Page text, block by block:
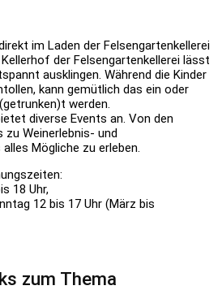
im Laden der Felsengartenkellerei
der Felsengartenkellerei lässt
ausklingen. Während die Kinder
kann gemütlich das ein oder
werden.
diverse Events an. Von den
zu Weinerlebnis- und
Mögliche zu erleben.
18 Uhr,
12 bis 17 Uhr (März bis
zum Thema